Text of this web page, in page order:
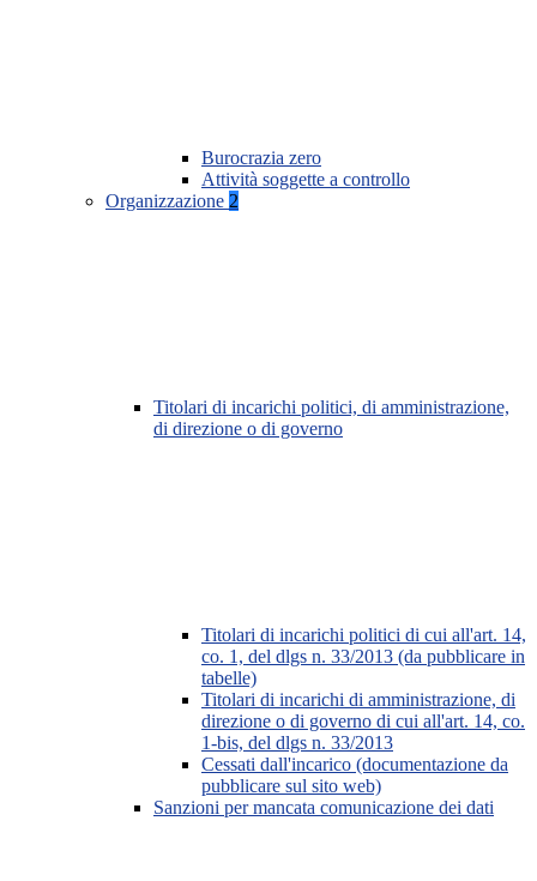
Burocrazia zero
Attività soggette a controllo
Organizzazione 2
Titolari di incarichi politici, di amministrazione,
di direzione o di governo
Titolari di incarichi politici di cui all'art. 14,
co. 1, del dlgs n. 33/2013 (da pubblicare in
tabelle)
Titolari di incarichi di amministrazione, di
direzione o di governo di cui all'art. 14, co.
1-bis, del dlgs n. 33/2013
Cessati dall'incarico (documentazione da
pubblicare sul sito web)
Sanzioni per mancata comunicazione dei dati